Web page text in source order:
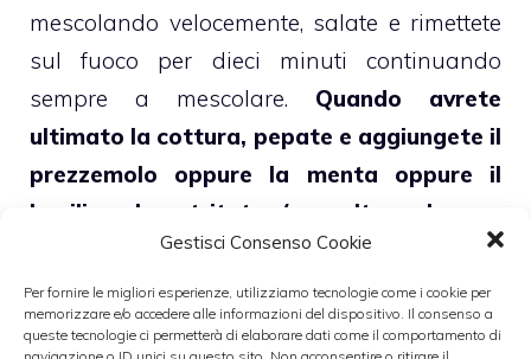
Gestisci Consenso Cookie
Per fornire le migliori esperienze, utilizziamo tecnologie come i cookie per
memorizzare e/o accedere alle informazioni del dispositivo. Il consenso a
queste tecnologie ci permetterà di elaborare dati come il comportamento di
mescolando velocemente, salate e rimettete
sul fuoco per dieci minuti continuando
sempre a mescolare. Quando avrete
ultimato la cottura, pepate e aggiungete il
prezzemolo oppure la menta oppure il
basilico, ben tritato (a scelta solo una
Nel frattempo prendete una teglia e